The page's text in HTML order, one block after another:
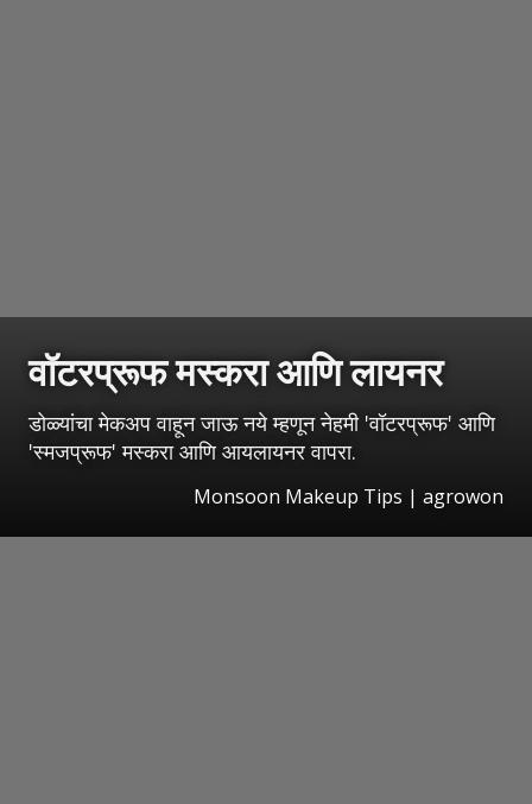
वॉटरप्रूफ मस्करा आणि लायनर
डोळ्यांचा मेकअप वाहून जाऊ नये म्हणून नेहमी 'वॉटरप्रूफ' आणि
'स्मजप्रूफ' मस्करा आणि आयलायनर वापरा.
Monsoon Makeup Tips | agrowon